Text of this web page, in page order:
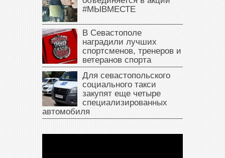
#МЫВМЕСТЕ
В Севастополе
наградили лучших
спортсменов, тренеров и
ветеранов спорта
Для севастопольского
социального такси
закупят еще четыре
специализированных
автомобиля